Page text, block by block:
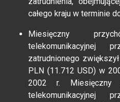
całego kraju w terminie
Miesięczny
telekomunikacyjnej
zatrudnionego
PLN (11.712 USD) w
2002 r. Miesięczny
telekomunikacyjnej